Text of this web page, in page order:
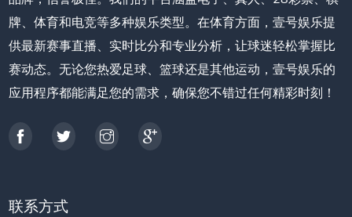
牌、体育和电竞等多种娱乐类型。在体育方面，壹号娱乐提
供最新赛事直播、实时比分和专业分析，让球迷轻松掌握比
赛动态。无论您热爱足球、篮球还是其他运动，壹号娱乐的
应用程序都能满足您的需求，确保您不错过任何精彩时刻！
联系方式